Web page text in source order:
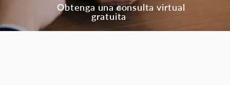
Obtenga una consulta virtual
gratuita